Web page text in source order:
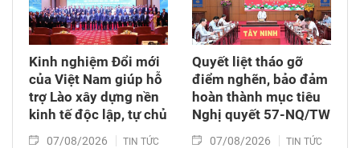
Kinh nghiệm Đổi mới
của Việt Nam giúp hỗ
trợ Lào xây dựng nền
kinh tế độc lập, tự chủ
07/08/2026 TIN TỨC
Quyết liệt tháo gỡ
điểm nghẽn, bảo đảm
hoàn thành mục tiêu
Nghị quyết 57-NQ/TW
07/08/2026 TIN TỨC